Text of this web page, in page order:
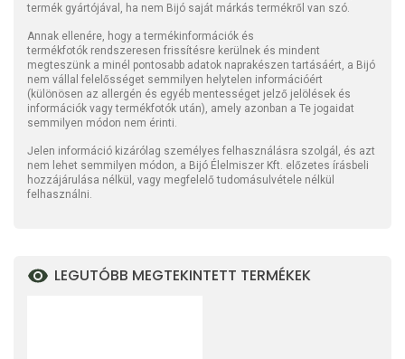
termék gyártójával, ha nem Bijó saját márkás termékről van szó.
Annak ellenére, hogy a termékinformációk és
termékfotók rendszeresen frissítésre kerülnek és mindent
megteszünk a minél pontosabb adatok naprakészen tartásáért, a Bijó
nem vállal felelősséget semmilyen helytelen információért
(különösen az allergén és egyéb mentességet jelző jelölések és
információk vagy termékfotók után), amely azonban a Te jogaidat
semmilyen módon nem érinti.
Jelen információ kizárólag személyes felhasználásra szolgál, és azt
nem lehet semmilyen módon, a Bijó Élelmiszer Kft. előzetes írásbeli
hozzájárulása nélkül, vagy megfelelő tudomásulvétele nélkül
felhasználni.
LEGUTÓBB MEGTEKINTETT TERMÉKEK